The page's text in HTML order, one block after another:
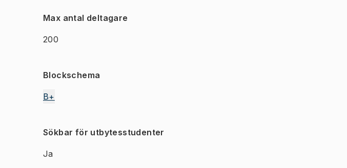
Max antal deltagare
200
Blockschema
B+
Sökbar för utbytesstudenter
Ja